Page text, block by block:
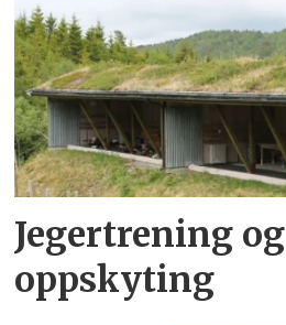
Jegertrening og
oppskyting